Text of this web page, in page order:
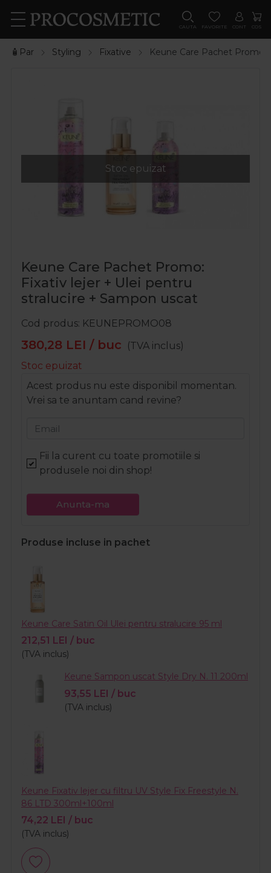
CAUTA FAVORITE CONT COS
🧴Par Styling Fixative Keune Care Pachet Promo:
Stoc epuizat
Keune Care Pachet Promo:
Fixativ lejer + Ulei pentru
stralucire + Sampon uscat
Cod produs KEUNEPROMO08
380,28 LEI / buc
(TVA inclus)
Stoc epuizat
Acest produs nu este disponibil momentan.
Vrei sa te anuntam cand revine?
Email
Fii la curent cu toate promotiile si
produsele noi din shop!
Anunta-ma
Produse incluse in pachet
Keune Care Satin Oil Ulei pentru stralucire 95 ml
212,51 LEI / buc
(TVA inclus)
Keune Sampon uscat Style Dry N. 11 200ml
93,55 LEI / buc
(TVA inclus)
Keune Fixativ lejer cu filtru UV Style Fix Freestyle N.
86 LTD 300ml+100ml
74,22 LEI / buc
(TVA inclus)